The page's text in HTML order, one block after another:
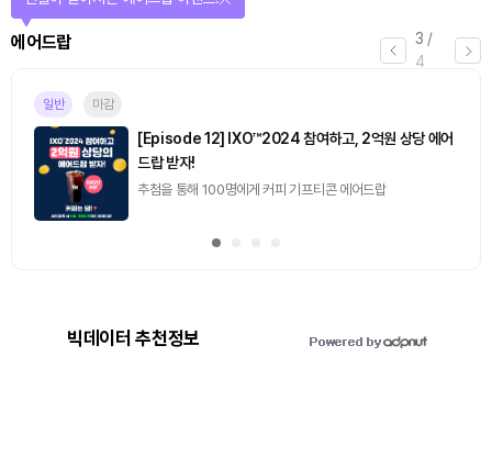
3 /
4
에어드랍
일반 마감
[Episode 12] IXO™2024 참여하고, 2억원 상당 에어
드랍 받자!
추첨을 통해 100명에게 커피 기프티콘 에어드랍
빅데이터 추천정보